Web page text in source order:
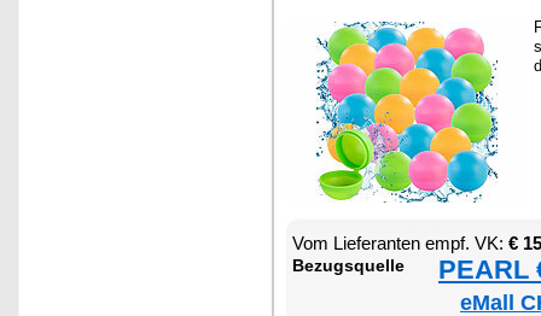
Vom Lie­fe­ran­ten empf. VK: €
Be­zugs­quel­le PEARL
eMall